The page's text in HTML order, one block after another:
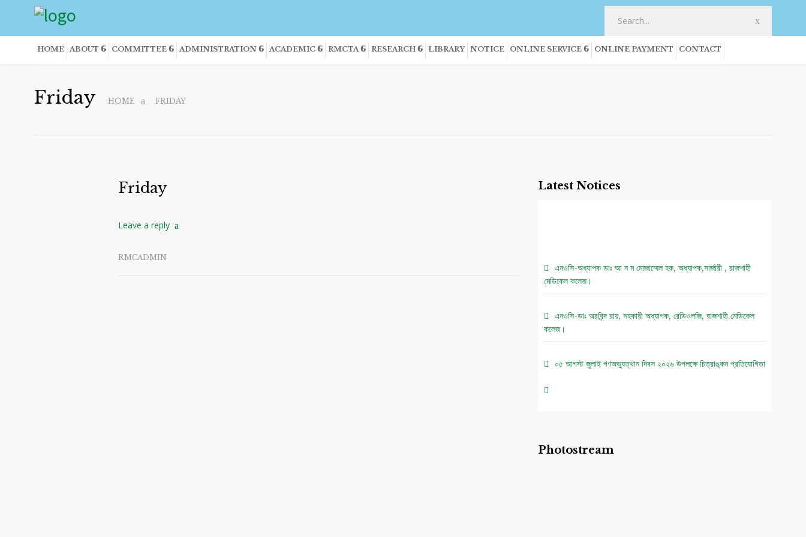
HOME ABOUT COMMITTEE ADMINISTRATION ACADEMIC RMCTA RESEARCH LIBRARY NOTICE ONLINE SERVICE ONLINE PAYMENT CONTACT
Friday HOME FRIDAY
Friday
Leave a reply
RMCADMIN
Latest Notices
এনওসি-অধ্যাপক ডাঃ আ ন ম মোজাম্মেল হক, অধ্যাপক,সার্জারী , রাজশাহী
মেডিকেল কলেজ।
এনওসি-ডাঃ অরবিন্দ রায়, সহকারী অধ্যাপক, রেডিওলজি, রাজশাহী মেডিকেল
কলেজ।
০৫ আগস্ট জুলাই গণঅভ্যুত্থান দিবস ২০২৬ উপলক্ষে চিত্রাঙ্কন প্রতিযোগিতা
এনওসি-ডাঃ শরিমিন সোবহান কাবেরী, প্রভাষক, ফরেনসিক মেডিসিন, রাজশাহী
Photostream